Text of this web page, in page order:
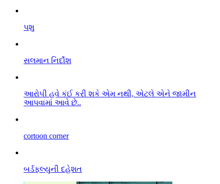
પશુ
સલમાન નિર્દોશ
આરો૫ી હવે કંઈ કરી શકે એમ નથી, એટલે એને જામીન
આપવામાં આવે છે..
cortoon corner
બર્ડફલ્યુની દહેશત